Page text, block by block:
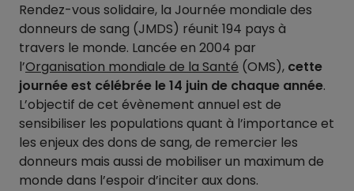
Rendez-vous solidaire, la Journée mondiale des
donneurs de sang (JMDS) réunit 194 pays à
travers le monde. Lancée en 2004 par
l’Organisation mondiale de la Santé (OMS), cette
journée est célébrée le 14 juin de chaque année.
L’objectif de cet évènement annuel est de
sensibiliser les populations quant à l’importance et
les enjeux des dons de sang, de remercier les
donneurs mais aussi de mobiliser un maximum de
monde dans l’espoir d’inciter aux dons.